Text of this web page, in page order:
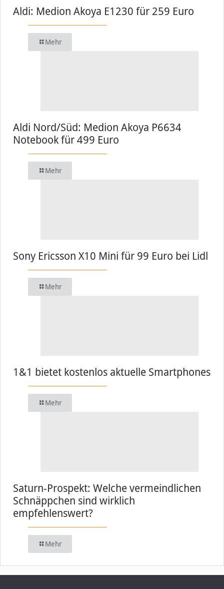
Aldi: Medion Akoya E1230 für 259 Euro
Mehr
Aldi Nord/Süd: Medion Akoya P6634
Notebook für 499 Euro
Mehr
Sony Ericsson X10 Mini für 99 Euro bei Lidl
Mehr
1&1 bietet kostenlos aktuelle Smartphones
Mehr
Saturn-Prospekt: Welche vermeindlichen
Schnäppchen sind wirklich
empfehlenswert?
Mehr